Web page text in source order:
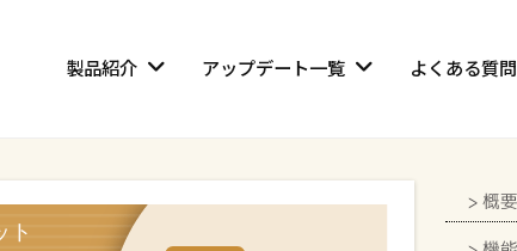
製品紹介 アップデート一覧 よくある質問
ト